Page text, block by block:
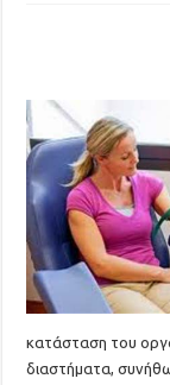
κατάσταση του
διαστήματα,